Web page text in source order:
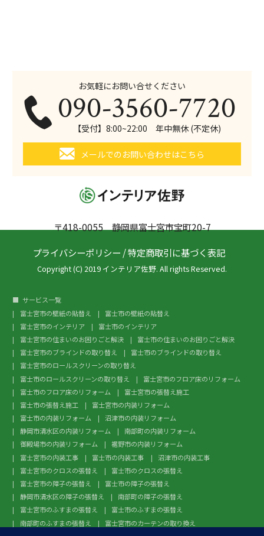
〒418-0055 静岡県富士宮市宝町20-7
お気軽にお問い合せください
090-3560-7720
【受付】8:00~22:00 年中無休 (不定休)
メールでのお問い合わせはこちら
プライバシーポリシー /特定商取引に基づく表記
Copyright (C) 2019 インテリア佐野. All rights Reserved.
サービス一覧
富士宮市の壁紙の貼替え
富士市の壁紙の貼替え
富士宮市のインテリア
富士市のインテリア
富士宮市の住まいのお困りごと解決
富士市の住まいのお困りごと解決
富士宮市のブラインドの取り替え
富士市のブラインドの取り替え
富士宮市のロールスクリーンの取り替え
富士市のロールスクリーンの取り替え
富士宮市のフロア床のリフォーム
富士市のフロア床のリフォーム
富士宮市の張替え施工
富士市の張替え施工
富士宮市の内装リフォーム
富士市の内装リフォーム
沼津市の内装リフォーム
静岡市清水区の内装リフォーム
南部町の内装リフォーム
御殿場市の内装リフォーム
裾野市の内装リフォーム
富士宮市の内装工事
富士市の内装工事
沼津市の内装工事
富士宮市のクロスの張替え
富士市のクロスの張替え
富士宮市の障子の張替え
富士市の障子の張替え
静岡市清水区の障子の張替え
南部町の障子の張替え
富士宮市のふすまの張替え
富士市のふすまの張替え
南部町のふすまの張替え
富士宮市のカーテンの取り換え